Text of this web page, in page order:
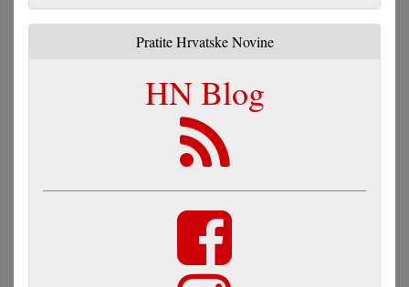
Pratite Hrvatske Novine
HN Blog